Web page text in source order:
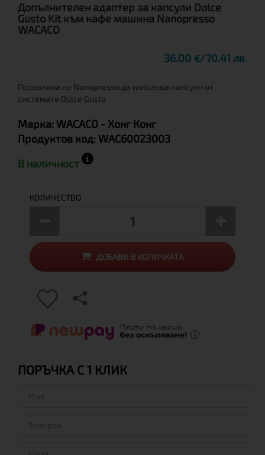
Допълнителен адаптер за капсули Dolce
Gusto Kit към кафе машина Nanopresso
WACACO
36.00 € 70.41 лв.
Позволява на Nanopresso да използва капсули от
системата Dolce Gusto
Марка: WACACO - Хонг Конг
Продуктов код: WAC60023003
В наличност
КОЛИЧЕСТВО
ДОБАВИ В КОЛИЧКАТА
ПОРЪЧКА С 1 КЛИК